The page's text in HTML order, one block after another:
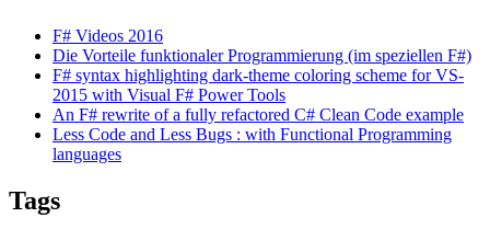
F# Videos 2016
Die Vorteile funktionaler Programmierung (im speziellen F#)
F# syntax highlighting dark-theme coloring scheme for VS-
2015 with Visual F# Power Tools
An F# rewrite of a fully refactored C# Clean Code example
Less Code and Less Bugs : with Functional Programming
languages
Tags